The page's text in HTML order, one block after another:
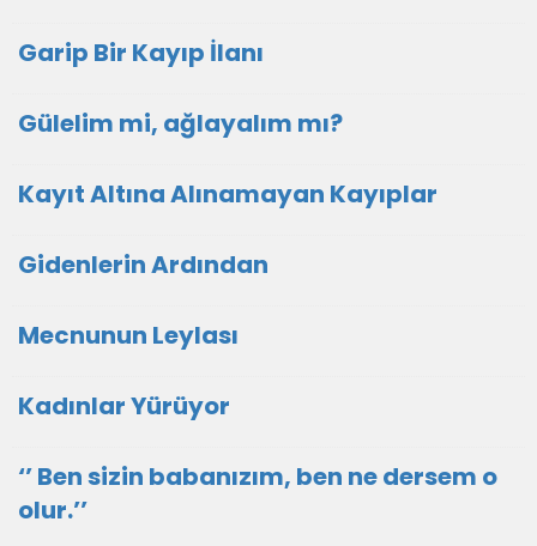
Garip Bir Kayıp İlanı
Gülelim mi, ağlayalım mı?
Kayıt Altına Alınamayan Kayıplar
Gidenlerin Ardından
Mecnunun Leylası
Kadınlar Yürüyor
‘’ Ben sizin babanızım, ben ne dersem o
olur.’’